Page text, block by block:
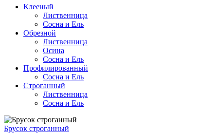
Клееный
Лиственница
Сосна и Ель
Обрезной
Лиственница
Осина
Сосна и Ель
Профилированный
Сосна и Ель
Строганный
Лиственница
Сосна и Ель
Брусок строганный